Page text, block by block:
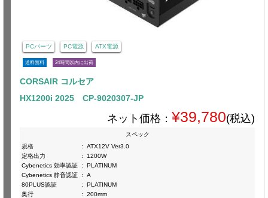
PCパーツ PC電源 ATX電源
送料無料 24時間以内に出荷
CORSAIR コルセア
HX1200i 2025 CP-9020307-JP
ネット価格： ¥39,780(税込)
スペック
規格
:
ATX12V Ver3.0
定格出力
:
1200W
Cybenetics 効率認証 :
PLATINUM
Cybenetics 静音認証 :
A
80PLUS認証
:
PLATINUM
奥行
: 200mm